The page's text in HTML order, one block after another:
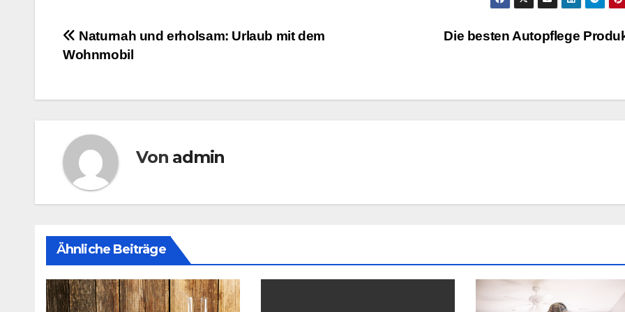
Beitragsnavigation Die besten Autopflege
Naturnah und erholsam: Urlaub mit dem
Wohnmobil
Von admin
Ähnliche Beiträge